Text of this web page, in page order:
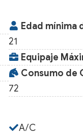
Edad
21
Equipaje
Consumo de
72
A/C